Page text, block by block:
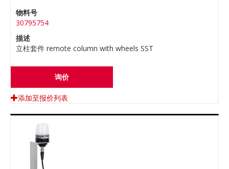
物料号
30795754
描述
立柱套件 remote column with wheels SST
询价
添加至报价列表